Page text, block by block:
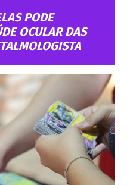
PODE
OCULAR DAS